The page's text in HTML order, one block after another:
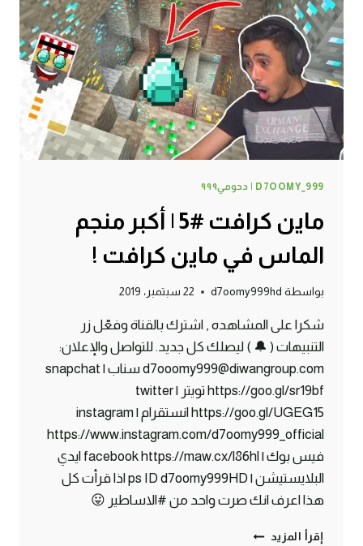
D7OOMY_999 | دحومي٩٩٩
ماين كرافت #5 | أكبر منجم
الماس في ماين كرافت !
بواسطة d7oomy999hd 22 سبتمبر، 2019
شكرا على المشاهده , اشترك بالقناة وفعّل زر
التنبيهات ( 🔔 ) ليصلك كل جديد. للتواصل والإعلان:
d7ooomy999@diwangroup.com سناب | snapchat
https://goo.gl/sr19bf تويتر | twitter
https://goo.gl/UGEG15 انستقرام | instagram
https://www.instagram.com/d7oomy999_official
فيس بوك | facebook https://maw.cx/l86hl ايدي
البلايستيشن | ps ID d7oomy999HD اذا قرأت كل
هذا اعرف انك صرت واحد من #الاساطير 😛
إقرأ المزيد ماين